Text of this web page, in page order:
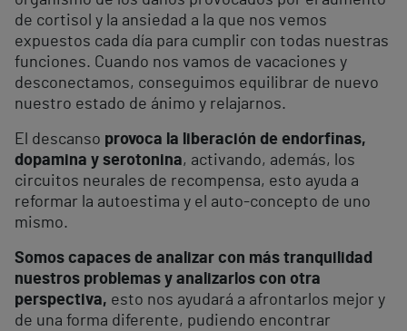
de cortisol y la ansiedad a la que nos vemos
expuestos cada día para cumplir con todas nuestras
funciones. Cuando nos vamos de vacaciones y
desconectamos, conseguimos equilibrar de nuevo
nuestro estado de ánimo y relajarnos.
El descanso provoca la liberación de endorfinas,
dopamina y serotonina, activando, además, los
circuitos neurales de recompensa, esto ayuda a
reformar la autoestima y el auto-concepto de uno
mismo.
Somos capaces de analizar con más tranquilidad
nuestros problemas y analizarlos con otra
perspectiva, esto nos ayudará a afrontarlos mejor y
de una forma diferente, pudiendo encontrar